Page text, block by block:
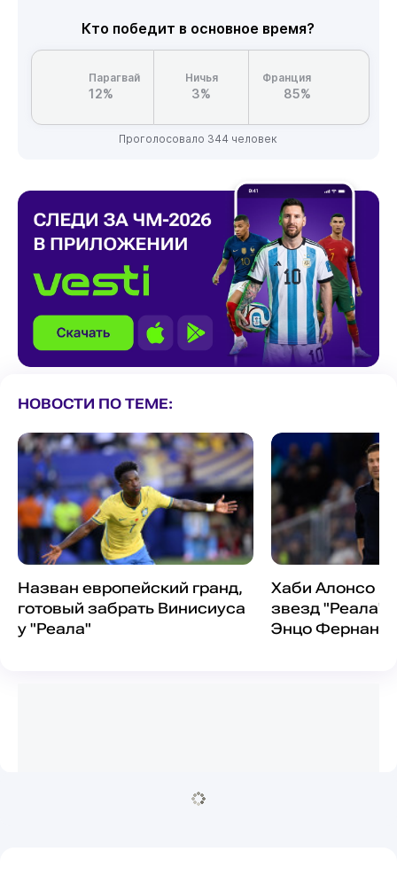
Кто победит в основное время?
Парагвай
12%
Ничья
3%
Франция
85%
Проголосовало 344 человек
НОВОСТИ ПО ТЕМЕ:
Назван европейский гранд,
готовый забрать Винисиуса
у "Реала"
Хаби Алонсо
звезд "Реала"
Энцо